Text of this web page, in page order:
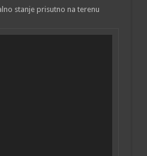
stanje prisutno na terenu